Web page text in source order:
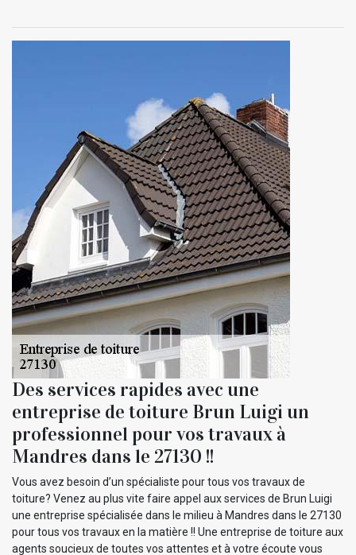
Des services rapides avec une
entreprise de toiture Brun Luigi un
professionnel pour vos travaux à
Mandres dans le 27130 !!
Vous avez besoin d’un spécialiste pour tous vos travaux de
toiture? Venez au plus vite faire appel aux services de Brun Luigi
une entreprise spécialisée dans le milieu à Mandres dans le 27130
pour tous vos travaux en la matière !! Une entreprise de toiture aux
agents soucieux de toutes vos attentes et à votre écoute vous